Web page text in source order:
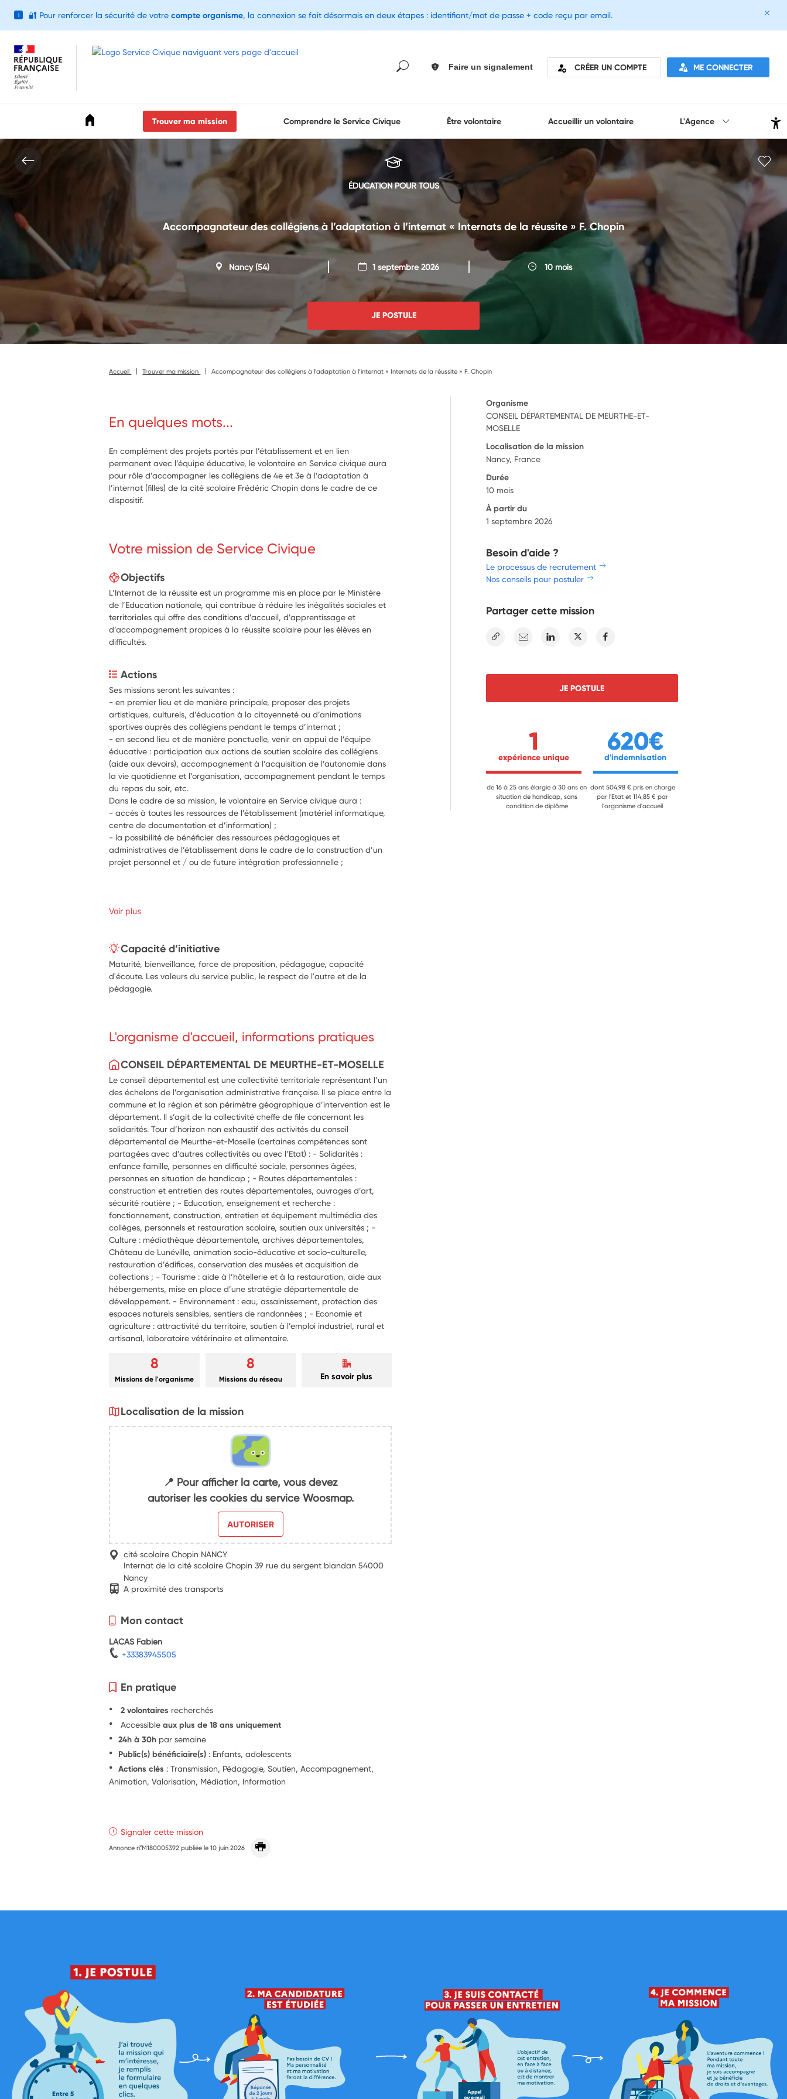
Faire un signalement CRÉER UN COMPTE ME CONNECTER
Trouver ma mission Comprendre le Service Civique Être volontaire Accueillir un volontaire L'Agence
ÉDUCATION POUR TOUS
Accompagnateur des collégiens à l’adaptation à l’internat « Internats de la réussite » F. Chopin
Nancy(54) 1 septembre 2026 10 mois
JE POSTULE
Accueil Trouver ma mission Accompagnateur des collégiens à l’adaptation à l’internat « Internats de la réussite » F. Chopin
En quelques mots...
En complément des projets portés par l’établissement et en lien
permanent avec l’équipe éducative, le volontaire en Service civique aura
pour rôle d’accompagner les collégiens de 4e et 3e à l’adaptation à
l’internat (filles) de la cité scolaire Frédéric Chopin dans le cadre de ce
dispositif.
Votre mission de Service Civique
Objectifs
L’Internat de la réussite est un programme mis en place par le Ministère
de l’Education nationale, qui contribue à réduire les inégalités sociales et
territoriales qui offre des conditions d’accueil, d’apprentissage et
d’accompagnement propices à la réussite scolaire pour les élèves en
difficultés.
Actions
Ses missions seront les suivantes :
- en premier lieu et de manière principale, proposer des projets
artistiques, culturels, d’éducation à la citoyenneté ou d’animations
- en second lieu et de manière ponctuelle, venir en appui de l’équipe
éducative : participation aux actions de soutien scolaire des collégiens
(aide aux devoirs), accompagnement à l’acquisition de l’autonomie dans
la vie quotidienne et l’organisation, accompagnement pendant le temps
du repas du soir, etc.
Dans le cadre de sa mission, le volontaire en Service civique aura :
- accès à toutes les ressources de l’établissement (matériel informatique,
centre de documentation et d’information) ;
- la possibilité de bénéficier des ressources pédagogiques et
administratives de l’établissement dans le cadre de la construction d’un
projet personnel et / ou de future intégration professionnelle ;
Voir plus
Capacité d’initiative
Maturité, bienveillance, force de proposition, pédagogue, capacité
d'écoute. Les valeurs du service public, le respect de l'autre et de la
pédagogie.
L'organisme d'accueil, informations pratiques
CONSEIL DÉPARTEMENTAL DE MEURTHE-ET-MOSELLE
Le conseil départemental est une collectivité territoriale représentant l’un
des échelons de l’organisation administrative française. Il se place entre la
commune et la région et son périmètre géographique d’intervention est le
département. Il s’agit de la collectivité cheffe de file concernant les
solidarités. Tour d’horizon non exhaustif des activités du conseil
départemental de Meurthe-et-Moselle (certaines compétences sont
partagées avec d’autres collectivités ou avec l’Etat) : - Solidarités :
enfance famille, personnes en difficulté sociale, personnes âgées,
personnes en situation de handicap ; - Routes départementales :
construction et entretien des routes départementales, ouvrages d’art,
sécurité routière ; - Education, enseignement et recherche :
fonctionnement, construction, entretien et équipement multimédia des
collèges, personnels et restauration scolaire, soutien aux universités ; -
Culture : médiathèque départementale, archives départementales,
Château de Lunéville, animation socio-éducative et socio-culturelle,
restauration d’édifices, conservation des musées et acquisition de
collections ; - Tourisme : aide à l’hôtellerie et à la restauration, aide aux
hébergements, mise en place d’une stratégie départementale de
développement. - Environnement : eau, assainissement, protection des
espaces naturels sensibles, sentiers de randonnées ; - Economie et
agriculture : attractivité du territoire, soutien à l’emploi industriel, rural et
artisanal, laboratoire vétérinaire et alimentaire.
8
Missions de l'organisme
8
Missions du réseau En savoir plus
Localisation de la mission
📍 Pour afficher la carte, vous devez
autoriser les cookies du service Woosmap.
AUTORISER
cité scolaire Chopin NANCY
Internat de la cité scolaire Chopin 39 rue du sergent blandan 54000
Nancy
A proximité des transports
Mon contact
LACAS Fabien
+33383945505
En pratique
2 volontaires recherchés
Accessibleaux plus de 18 ans uniquement
24h à 30h par semaine
Public(s) bénéficiaire(s) : Enfants, adolescents
Actions clés : Transmission, Pédagogie, Soutien, Accompagnement,
Animation, Valorisation, Médiation, Information
Signaler cette mission
Annonce n°M180005392 publiée le10 juin 2026
Organisme
CONSEIL DÉPARTEMENTAL DE MEURTHE-ET-
MOSELLE
Localisation de la mission
Nancy, France
Durée
10 mois
À partir du
1 septembre 2026
Besoin d'aide ?
Le processus de recrutement
Nos conseils pour postuler
Partager cette mission
E-mail Linkedin Twitter
JE POSTULE
1
expérience unique
de 16 à 25 ans élargie à 30 ans en
situation de handicap, sans
condition de diplôme
620€
d'indemnisation
dont 504,98 € pris en charge
par l'Etat et 114,85 € par
l'organisme d'accueil
i 🔐 Pour renforcer la sécurité de votre compte organisme, la connexion se fait désormais en deux étapes : identifiant/mot de passe + code reçu par email.